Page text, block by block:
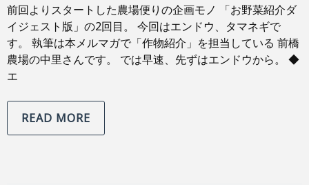
前回よりスタートした農場便りの企画モノ 「お野菜紹介ダ
イジェスト版」の2回目。 今回はエンドウ、タマネギで
す。 執筆は本メルマガで「作物紹介」を担当している 前橋
農場の中里さんです。 では早速、先ずはエンドウから。 ◆
エ
READ MORE